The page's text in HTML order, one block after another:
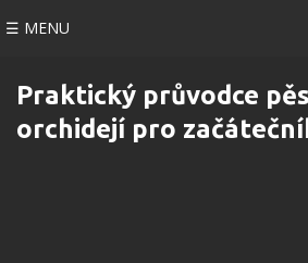
☰ MENU
Praktický průvodce
orchidejí pro